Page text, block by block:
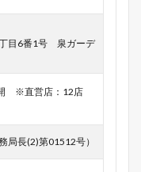
目6番1号 泉ガーデ
※直営店：12店
局長(2)第01512号）